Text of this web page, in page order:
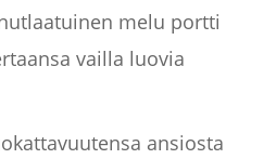
melu portti
vailla luovia
ansiosta